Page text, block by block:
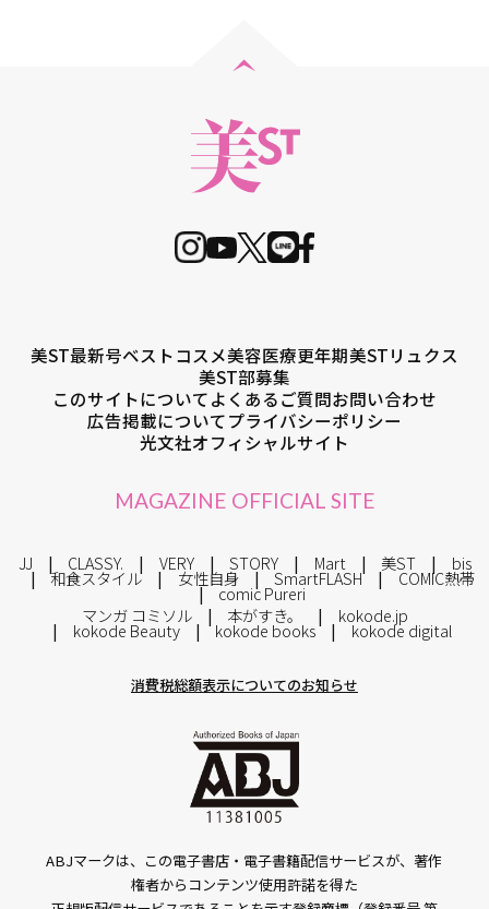
美ST最新号ベストコスメ美容医療更年期美STリュクス
美ST部募集
このサイトについてよくあるご質問お問い合わせ
広告掲載についてプライバシーポリシー
光文社オフィシャルサイト
MAGAZINE OFFICIAL SITE
JJ CLASSY. VERY STORY Mart 美ST bis
和食スタイル 女性自身 SmartFLASH COMIC熱帯
comic Pureri
マンガ コミソル
本がすき。 kokode.jp
kokode Beauty kokode books kokode digital
消費税総額表示についてのお知らせ
ABJマークは、この電子書店・電子書籍配信サービスが、著作
権者からコンテンツ使用許諾を得た